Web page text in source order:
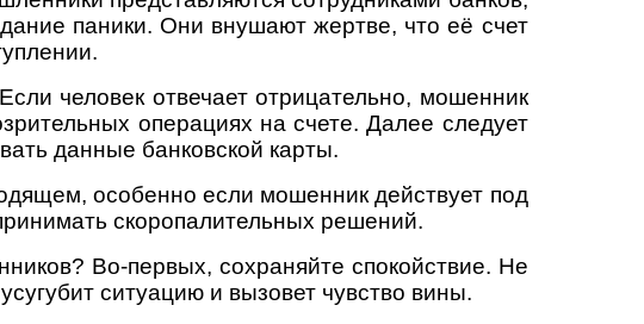
паники. Они внушают жертве, что её счет
человек отвечает отрицательно, мошенник
операциях на счете. Далее следует
данные банковской карты.
особенно если мошенник действует под
скоропалительных решений.
Во-первых, сохраняйте спокойствие. Не
ситуацию и вызовет чувство вины.